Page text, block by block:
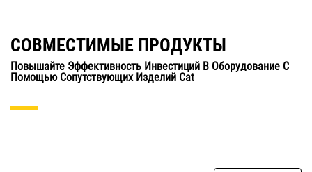
СОВМЕСТИМЫЕ ПРОДУКТЫ
Повышайте Эффективность Инвестиций В Оборудование С
Помощью Сопутствующих Изделий Cat